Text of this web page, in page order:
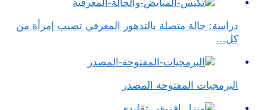
دراسة: حالة متصلة بالتدهور المعرفي تصيب إمرأة من
كل…
البرمجيات المفتوحة المصدر